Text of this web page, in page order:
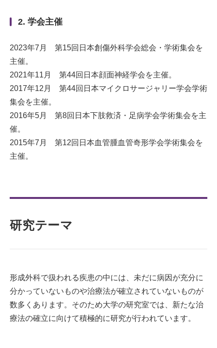
2. 学会主催
2023年7月 第15回日本創傷外科学会総会・学術集会を
主催。
2021年11月 第44回日本顔面神経学会を主催。
2017年12月 第44回日本マイクロサージャリー学会学術
集会を主催。
2016年5月 第8回日本下肢救済・足病学会学術集会を主
催。
2015年7月 第12回日本血管腫血管奇形学会学術集会を
主催。
研究テーマ
形成外科で扱われる疾患の中には、未だに病因が充分に
分かっていないものや治療法が確立されていないものが
数多くあります。そのため大学の研究室では、新たな治
療法の確立に向けて積極的に研究が行われています。